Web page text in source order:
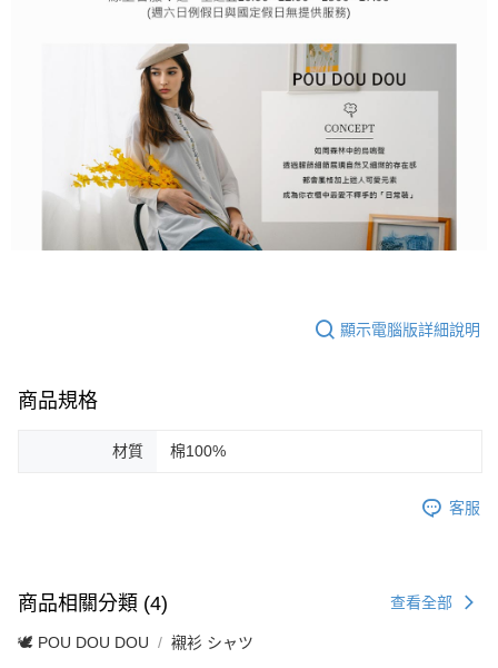
顯示電腦版詳細說明
商品規格
材質 棉100%
客服
商品相關分類 (4) 查看全部
🕊️ POU DOU DOU 襯衫 シャツ